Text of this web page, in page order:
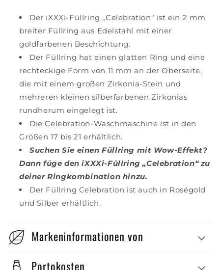
Der iXXXi-Füllring „Celebration“ ist ein 2 mm
breiter Füllring aus Edelstahl mit einer
goldfarbenen Beschichtung.
Der Füllring hat einen glatten Ring und eine
rechteckige Form von 11 mm an der Oberseite,
die mit einem großen Zirkonia-Stein und
mehreren kleinen silberfarbenen Zirkonias
rundherum eingelegt ist.
Die Celebration-Waschmaschine ist in den
Größen 17 bis 21 erhältlich.
Suchen Sie einen Füllring mit Wow-Effekt?
Dann füge den iXXXi-Füllring „Celebration“ zu
deiner Ringkombination hinzu.
Der Füllring Celebration ist auch in Roségold
und Silber erhältlich.
Markeninformationen von
Portokosten